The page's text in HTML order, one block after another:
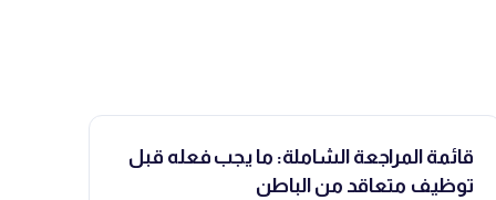
قائمة المراجعة الشاملة: ما يجب فعله قبل
توظيف متعاقد من الباطن